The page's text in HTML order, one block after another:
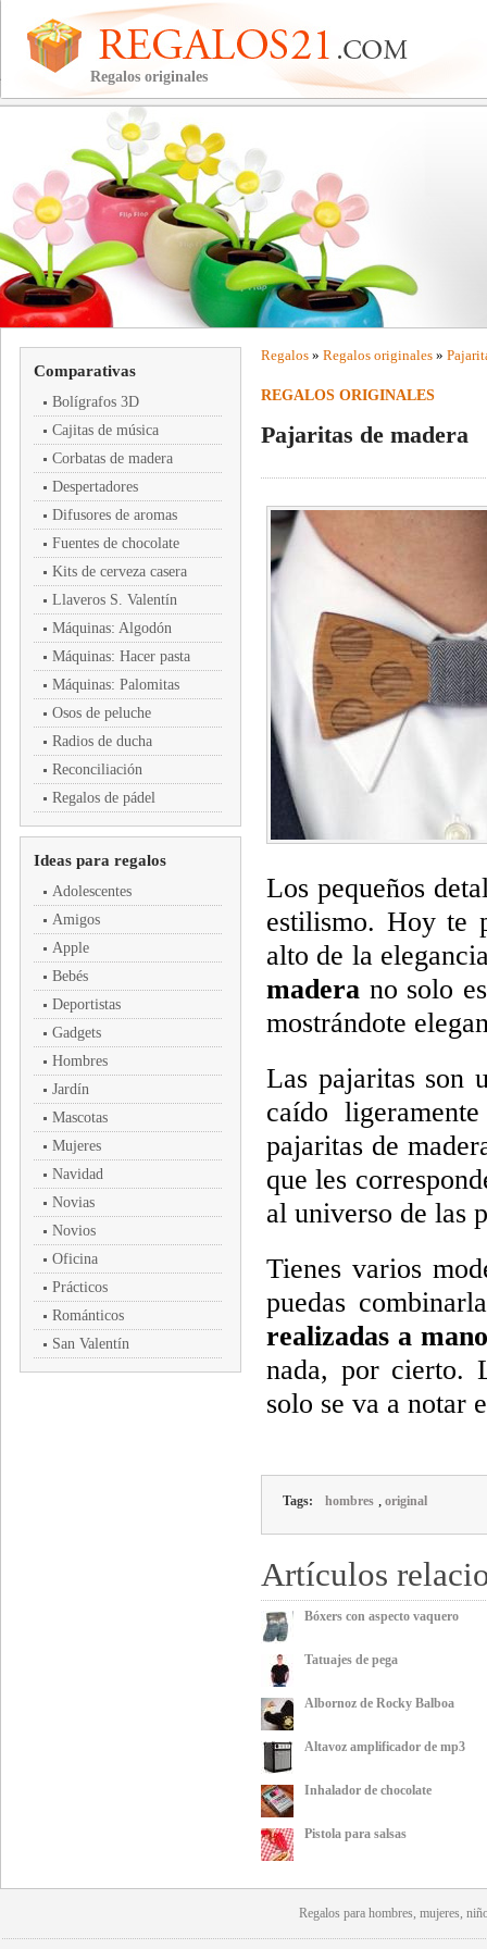
Regalos originales
Comparativas
Bolígrafos 3D
Cajitas de música
Corbatas de madera
Despertadores
Difusores de aromas
Fuentes de chocolate
Kits de cerveza casera
Llaveros S. Valentín
Máquinas: Algodón
Máquinas: Hacer pasta
Máquinas: Palomitas
Osos de peluche
Radios de ducha
Reconciliación
Regalos de pádel
Ideas para regalos
Adolescentes
Amigos
Apple
Bebés
Deportistas
Gadgets
Hombres
Jardín
Mascotas
Mujeres
Navidad
Novias
Novios
Oficina
Prácticos
Románticos
San Valentín
Regalos » Regalos originales »
REGALOS ORIGINALES
Pajaritas de madera
Los pequeños
estilismo. Hoy te
alto de la
madera no solo
mostrándote
Las pajaritas son
caído
pajaritas de
que les
al universo de las
Tienes varios
puedas
realizadas a mano
nada, por cierto.
solo se va a notar
Tags: hombres , original
Artículos
Bóxers con aspecto vaquero
Tatuajes de pega
Albornoz de Rocky Balboa
Altavoz amplificador de mp3
Inhalador de chocolate
Pistola para salsas
Regalos para hombres, mujeres,